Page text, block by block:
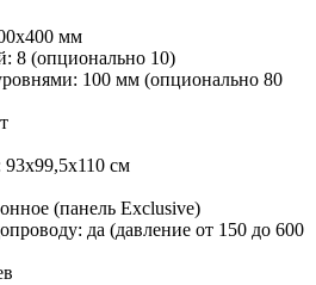
мм
8 (опционально 10)
100 мм (опционально 80
см
(панель Exclusive)
да (давление от 150 до 600